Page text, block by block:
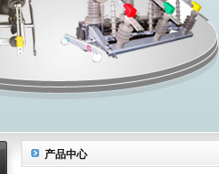
产品中心